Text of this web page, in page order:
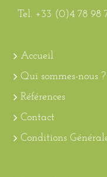
Tel. +33 (0)4 78 98
Accueil
Qui sommes-nous ?
Références
Contact
Conditions